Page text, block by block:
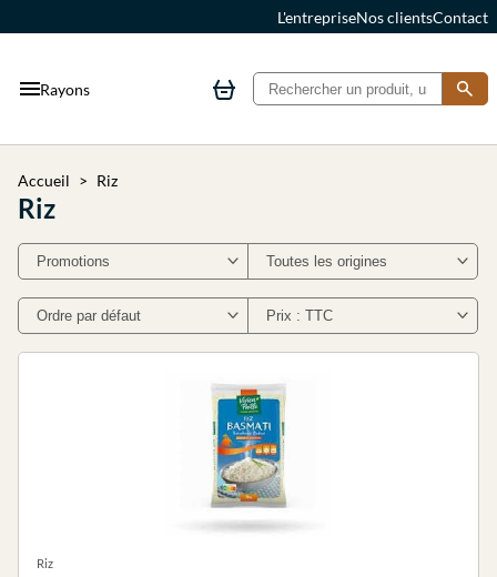
L'entrepriseNos clientsContact
Rayons
Accueil Riz
Riz
Riz